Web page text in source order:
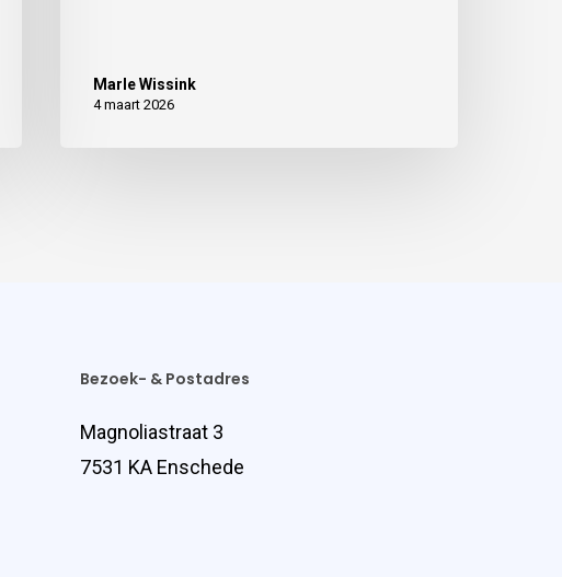
Marle Wissink
4 maart 2026
Bezoek- & Postadres
Magnoliastraat 3
7531 KA Enschede